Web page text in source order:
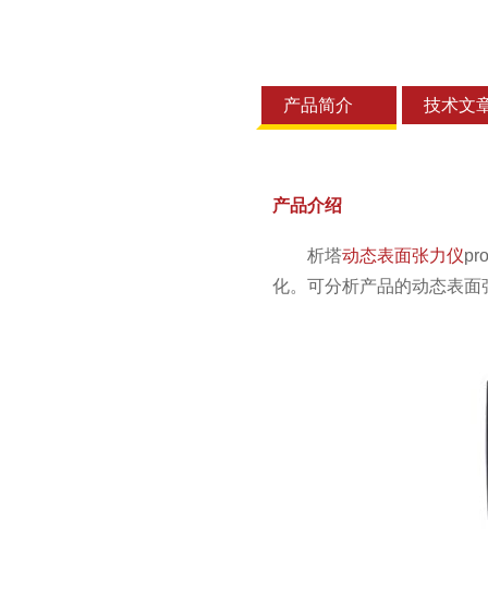
产品简介 技术文
产品介绍
析塔动态表面张力仪
化。可分析产品的动态表